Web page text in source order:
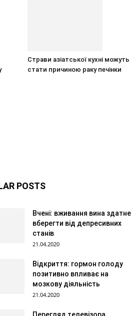
Страви азіатської кухні можуть
стати причиною раку печінки
POSTS
Вчені: вживання вина здатне
вберегти від депресивних
станів
21.04.2020
Відкриття: гормон голоду
позитивно впливає на
мозкову діяльність
21.04.2020